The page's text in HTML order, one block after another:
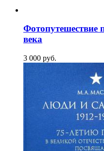
Фотопутешествие
века
3 000 pуб.